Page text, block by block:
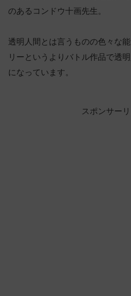
のあるコンドウ十画先生。
透明人間とは言うものの色々な
リーというよりバトル作品で透
になっています。
スポンサー